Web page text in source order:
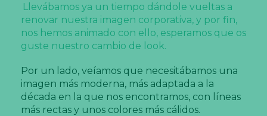
Llevábamos ya un tiempo dándole vueltas a
renovar nuestra imagen corporativa, y por fin,
nos hemos animado con ello, esperamos que os
guste nuestro cambio de look.
Por un lado, veíamos que necesitábamos una
imagen más moderna, más adaptada a la
década en la que nos encontramos, con líneas
más rectas y unos colores más cálidos.